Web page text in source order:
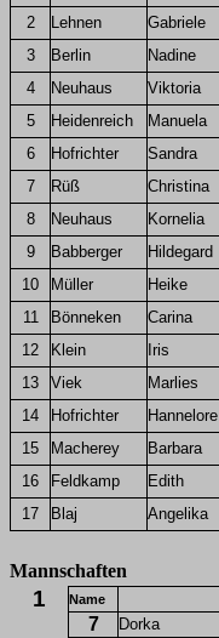
2
Lehnen Gabriele
3
Berlin Nadine
4
Neuhaus Viktoria
5
Heidenreich Manuela
6
Hofrichter Sandra
7
Rüß Christina
8
Neuhaus Kornelia
9
Babberger Hildegard
10
Müller Heike
11
Bönneken Carina
12
Klein Iris
13
Viek Marlies
14
Hofrichter Hannelore
15
Macherey Barbara
16
Feldkamp Edith
17
Blaj Angelika
Mannschaften
1 Name
7 Dorka